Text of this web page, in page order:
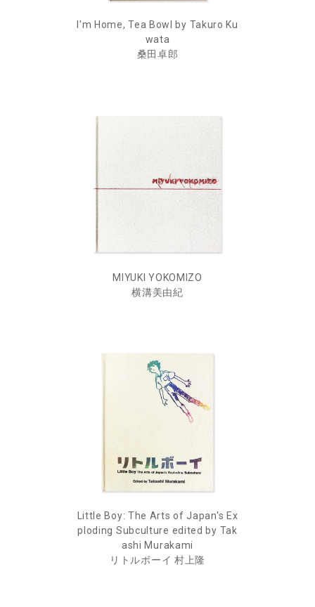
I'm Home, Tea Bowl by Takuro Ku
wata
桑田卓郎
MIYUKI YOKOMIZO
横溝美由紀
Little Boy: The Arts of Japan's Ex
ploding Subculture edited by Tak
ashi Murakami
リトルボーイ 村上隆